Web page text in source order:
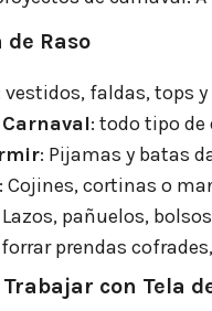
de Raso
vestidos, faldas, tops
: todo tipo
: Pijamas y batas
: Cojines, cortinas o
Lazos, pañuelos,
prendas
con Tela